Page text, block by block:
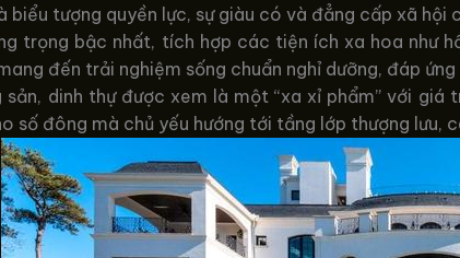
biểu tượng quyền lực, sự giàu có và đẳng cấp xã hội
trọng bậc nhất, tích hợp các tiện ích xa hoa như
đến trải nghiệm sống chuẩn nghỉ dưỡng, đáp
dinh thự được xem là một “xa xỉ phẩm” với
số đông mà chủ yếu hướng tới tầng lớp thượng